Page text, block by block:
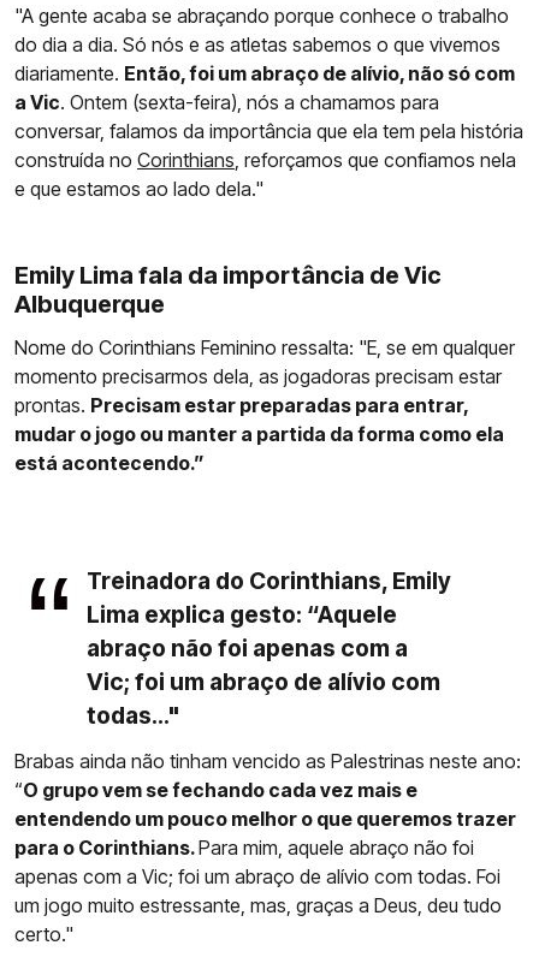
"A gente acaba se abraçando porque conhece o trabalho
do dia a dia. Só nós e as atletas sabemos o que vivemos
diariamente. Então, foi um abraço de alívio, não só com
a Vic. Ontem (sexta-feira), nós a chamamos para
conversar, falamos da importância que ela tem pela história
construída no Corinthians , reforçamos que confiamos nela
e que estamos ao lado dela."
Emily Lima fala da importância de Vic
Albuquerque
Nome do Corinthians Feminino ressalta: "E, se em qualquer
momento precisarmos dela, as jogadoras precisam estar
prontas. Precisam estar preparadas para entrar,
mudar o jogo ou manter a partida da forma como ela
está acontecendo.”
Treinadora do Corinthians, Emily
Lima explica gesto: “Aquele
abraço não foi apenas com a
Vic; foi um abraço de alívio com
todas..."
Brabas ainda não tinham vencido as Palestrinas neste ano:
“O grupo vem se fechando cada vez mais e
entendendo um pouco melhor o que queremos trazer
para o Corinthians.Para mim, aquele abraço não foi
apenas com a Vic; foi um abraço de alívio com todas. Foi
um jogo muito estressante, mas, graças a Deus, deu tudo
certo."